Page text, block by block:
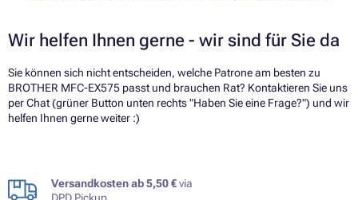
Wir helfen Ihnen gerne - wir sind für Sie da
Sie können sich nicht entscheiden, welche Patrone am besten zu
BROTHER MFC-EX575 passt und brauchen Rat? Kontaktieren Sie uns
per Chat (grüner Button unten rechts "Haben Sie eine Frage?") und wir
helfen Ihnen gerne weiter :)
Versandkosten ab 5,50 €via